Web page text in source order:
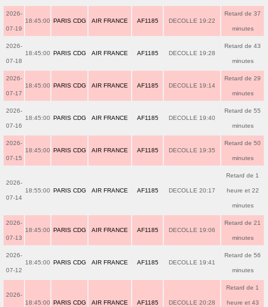
2026-
07-19
18:45:00 PARIS CDG AIR FRANCE AF1185 DECOLLE 19:22
Retard de 37
minutes
2026-
07-18
18:45:00 PARIS CDG AIR FRANCE AF1185 DECOLLE 19:28
Retard de 43
minutes
2026-
07-17
18:45:00 PARIS CDG AIR FRANCE AF1185 DECOLLE 19:14
Retard de 29
minutes
2026-
07-16
18:45:00 PARIS CDG AIR FRANCE AF1185 DECOLLE 19:40
Retard de 55
minutes
2026-
07-15
18:45:00 PARIS CDG AIR FRANCE AF1185 DECOLLE 19:35
Retard de 50
minutes
2026-
07-14
18:55:00 PARIS CDG AIR FRANCE AF1185 DECOLLE 20:17
Retard de 1
heure et 22
minutes
2026-
07-13
18:45:00 PARIS CDG AIR FRANCE AF1185 DECOLLE 19:06
Retard de 21
minutes
2026-
07-12
18:45:00 PARIS CDG AIR FRANCE AF1185 DECOLLE 19:41
Retard de 56
minutes
2026-
18:45:00 PARIS CDG AIR FRANCE AF1185 DECOLLE 20:28
Retard de 1
heure et 43